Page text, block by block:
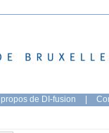
de DI-fusion |